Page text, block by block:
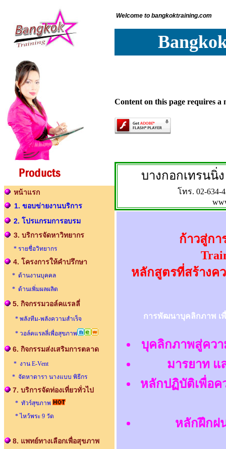
Welcome to bangkoktraining.com
Content on this page requires a
หน้าแรก
1. ขอบข่ายงานบริการ
2. โปรแกรมการอบรม
3. บริการจัดหาวิทยากร
* รายชื่อวิทยากร
4. โครงการให้คำปรึกษา
* ด้านงานบุคคล
* ด้านเพิ่มผลผลิต
5. กิจกรรมวอล์คแรลลี่
* พลังทีม-พลังความสำเร็จ
* วอล์คแรลลี่เพื่อสุขภาพ
6. กิจกรรมส่งเสริมการตลาด
* งาน E-Vent
* จัดหาดารา นางแบบ พิธีกร
7. บริการจัดท่องเที่ยวทั่วไป
* ทัวร์สุขภาพ
* ไหว้พระ 9 วัด
8. แพทย์ทางเลือกเพื่อสุขภาพ
บางกอกเทรนนิ่
โทร. 02-634-
ก้าวสู่กา
หลักสูตรที่สร้างค
การพัฒนาบุคลิกภาพ เ
บุคลิกภาพสู่ควา
มารยาท
หลักปฏิบัติเพื่อค
หลักฝึกฝ